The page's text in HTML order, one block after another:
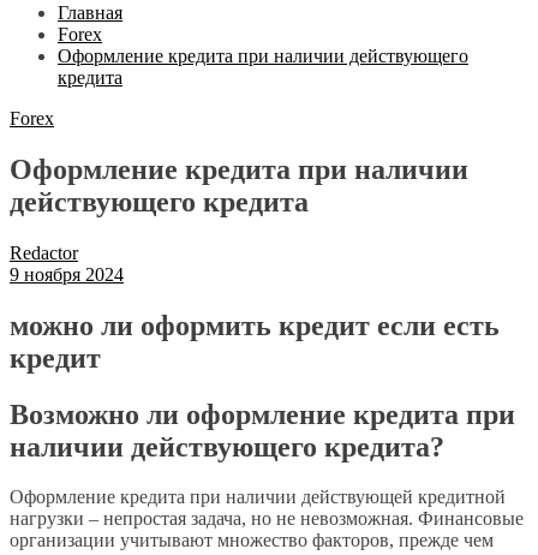
Главная
Forex
Оформление кредита при наличии действующего
кредита
Forex
Оформление кредита при наличии
действующего кредита
Redactor
9 ноября 2024
можно ли оформить кредит если есть
кредит
Возможно ли оформление кредита при
наличии действующего кредита?
Оформление кредита при наличии действующей кредитной
нагрузки – непростая задача, но не невозможная. Финансовые
организации учитывают множество факторов, прежде чем